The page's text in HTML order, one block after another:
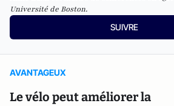
Université de Boston.
SUIVRE
AVANTAGEUX
Le vélo peut améliorer la